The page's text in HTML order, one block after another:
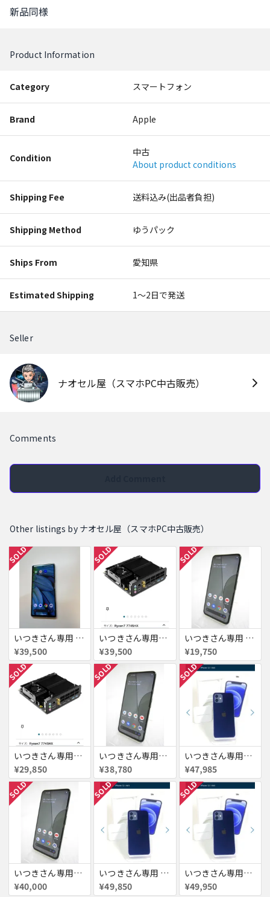
新品同様
Product Information
Category スマートフォン
Brand Apple
Condition
中古
About product conditions
Shipping Fee 送料込み(出品者負担)
Shipping Method ゆうパック
Ships From 愛知県
Estimated Shipping 1〜2日で発送
Seller
ナオセル屋（スマホPC中古販売）
Comments
Other listings by ナオセル屋（スマホPC中古販売）
SOLD
いつきさん専用 Google Pixel 7a シー 128GB
¥39,500
SOLD
いつきさん専用 Ryzen7 7745HX
¥39,500
SOLD
いつきさん専用 Google pixel 5a
¥19,750
SOLD
いつきさん専用 Ryzen7 7745HX
¥29,850
SOLD
いつきさん専用 Google pixel 5a
¥38,780
SOLD
いつきさん専用 iPhone12 mini
¥47,985
SOLD
いつきさん専用 Google pixel 5a
¥40,000
SOLD
いつきさん専用 iPhone12mini
¥49,850
SOLD
いつきさん専用 iPhone12 mini 256GB
¥49,950